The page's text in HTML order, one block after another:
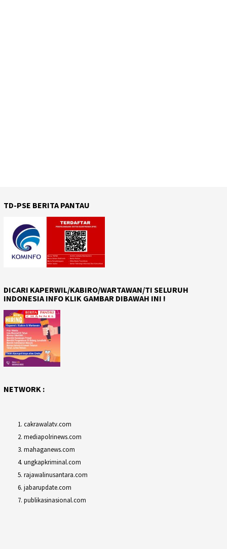
TD-PSE BERITA PANTAU
DICARI KAPERWIL/KABIRO/WARTAWAN/TI SELURUH
INDONESIA INFO KLIK GAMBAR DIBAWAH INI !
NETWORK :
cakrawalatv.com
mediapolrinews.com
mahaganews.com
ungkapkriminal.com
rajawalinusantara.com
jabarupdate.com
publikasinasional.com